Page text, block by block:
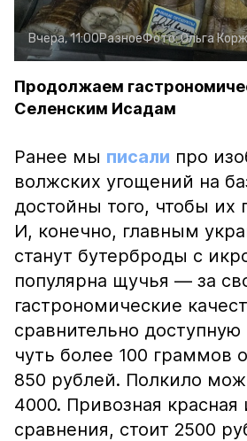
Вчера, 11:00РазноеФото:Ольга
Продолжаем
Селенским Исадам
Ранее мы писали про
волжских угощений на
достойны того, чтобы их
И, конечно, главным
станут бутерброды с
популярна щучья — за
гастрономические
сравнительно доступную
чуть более 100 граммов
850 рублей. Полкило
4000. Привозная красная
сравнения, стоит 2500